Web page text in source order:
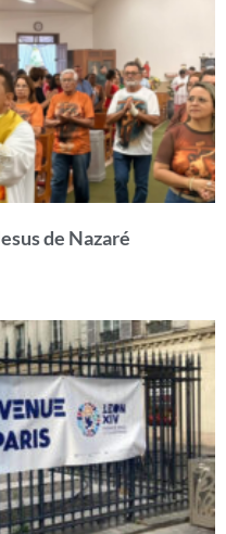
de Nazaré